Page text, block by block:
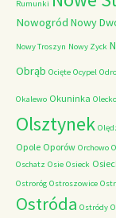
Rumunki
Nowogród Nowy
Nowy Troszyn Nowy Zyck
Obrąb Ocięte Ocypel
Okalewo Okuninka Olecko
Olsztynek
Opole Oporów Orchowo
Oschatz Osie Osieck
Ostroróg Ostroszowice
Ostróda Ostródy